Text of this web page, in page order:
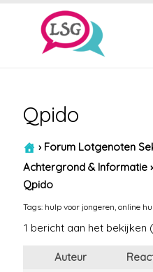
Qpido
› Forum Lotgenoten
Achtergrond & Informatie ›
Qpido
Tags: hulp voor jongeren ,online
1 bericht aan het bekijken
Auteur